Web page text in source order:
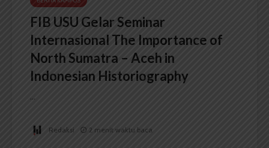
FIB USU Gelar Seminar
Internasional The Importance of
North Sumatra – Aceh in
Indonesian Historiography
...
Redaksi 2 menit waktu baca